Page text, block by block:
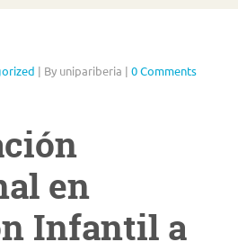
| By unipariberia | 0 Comments
en
Infantil a